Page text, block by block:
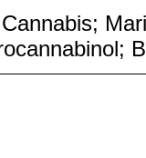
Cannabis;